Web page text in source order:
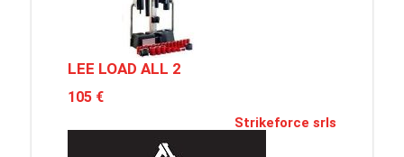
LEE LOAD ALL 2
105 €
Strikeforce srls